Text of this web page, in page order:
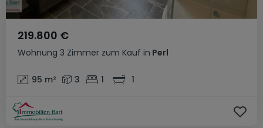
Wohnung 3 Zimmer zum Kauf in Perl
219.800 €
95 m² 3 1 1